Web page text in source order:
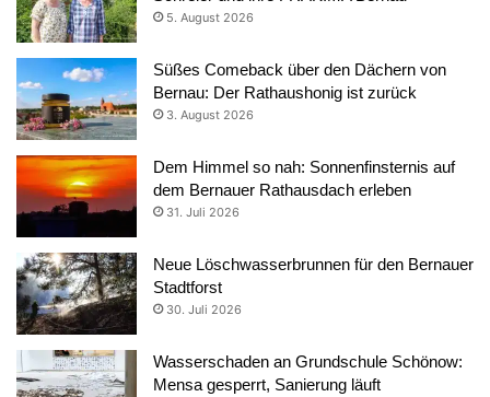
5. August 2026
Süßes Comeback über den Dächern von
Bernau: Der Rathaushonig ist zurück
3. August 2026
Dem Himmel so nah: Sonnenfinsternis auf
dem Bernauer Rathausdach erleben
31. Juli 2026
Neue Löschwasserbrunnen für den Bernauer
Stadtforst
30. Juli 2026
Wasserschaden an Grundschule Schönow:
Mensa gesperrt, Sanierung läuft